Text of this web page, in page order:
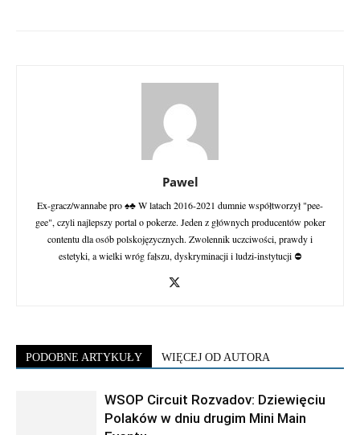
Pawel
Ex-gracz/wannabe pro ♠♣ W latach 2016-2021 dumnie współtworzył "pee-
gee", czyli najlepszy portal o pokerze. Jeden z głównych producentów poker
contentu dla osób polskojęzycznych. Zwolennik uczciwości, prawdy i
estetyki, a wielki wróg fałszu, dyskryminacji i ludzi-instytucji ⛔
PODOBNE ARTYKUŁY WIĘCEJ OD AUTORA
WSOP Circuit Rozvadov: Dziewięciu
Polaków w dniu drugim Mini Main